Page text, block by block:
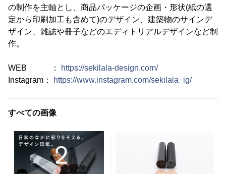
の制作を主軸とし、商品パッケージの企画・形状(紙の選
定から印刷加工も含めて)のデザイン、建築物のサインデ
ザイン、雑誌や冊子などのエディトリアルデザインなど制
作。
WEB ：
https://sekilala-design.com/
Instagram：
https://www.instagram.com/sekilala_ig/
すべての画像